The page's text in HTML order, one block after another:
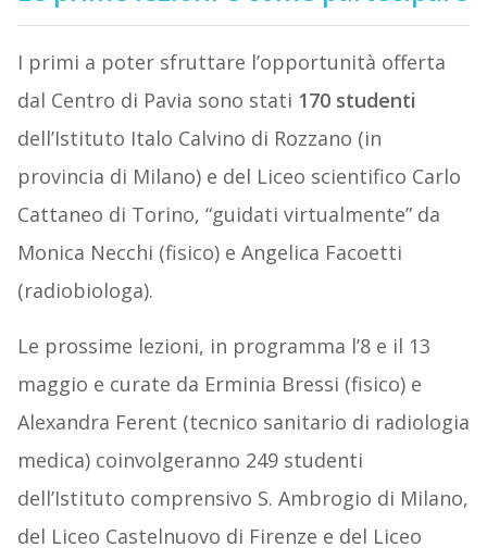
I primi a poter sfruttare l’opportunità offerta
dal Centro di Pavia sono stati 170 studenti
dell’Istituto Italo Calvino di Rozzano (in
provincia di Milano) e del Liceo scientifico Carlo
Cattaneo di Torino, “guidati virtualmente” da
Monica Necchi (fisico) e Angelica Facoetti
(radiobiologa).
Le prossime lezioni, in programma l’8 e il 13
maggio e curate da Erminia Bressi (fisico) e
Alexandra Ferent (tecnico sanitario di radiologia
medica) coinvolgeranno 249 studenti
dell’Istituto comprensivo S. Ambrogio di Milano,
del Liceo Castelnuovo di Firenze e del Liceo